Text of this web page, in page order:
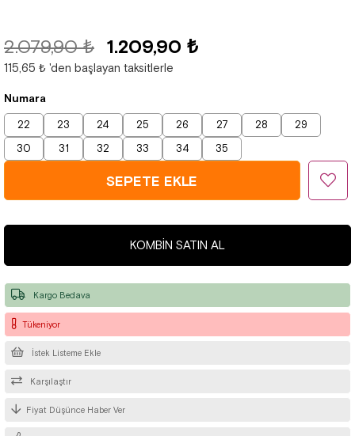
2.079,90 ₺ 1.209,90 ₺
115,65 ₺ 'den başlayan taksitlerle
Numara
22 23 24 25 26 27 28
29
30
31 32 33 34 35
KOMBIN SATIN AL
Tükeniyor
İstek Listeme Ekle
Karşılaştır
Fiyat Düşünce Haber Ver
Kargo Bedava